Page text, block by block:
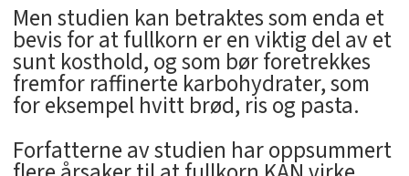
Men studien kan betraktes som enda et
bevis for at fullkorn er en viktig del av et
sunt kosthold, og som bør foretrekkes
fremfor raffinerte karbohydrater, som
for eksempel hvitt brød, ris og pasta.
Forfatterne av studien har oppsummert